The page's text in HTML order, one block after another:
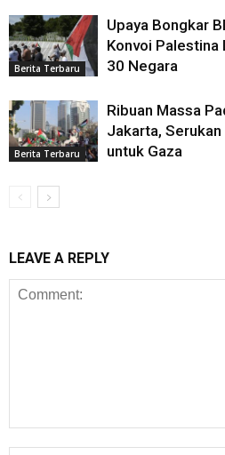
Berita Terbaru
Upaya Bongkar
Konvoi
30 Negara
Berita Terbaru
Ribuan Massa
Jakarta,
untuk Gaza
LEAVE A REPLY